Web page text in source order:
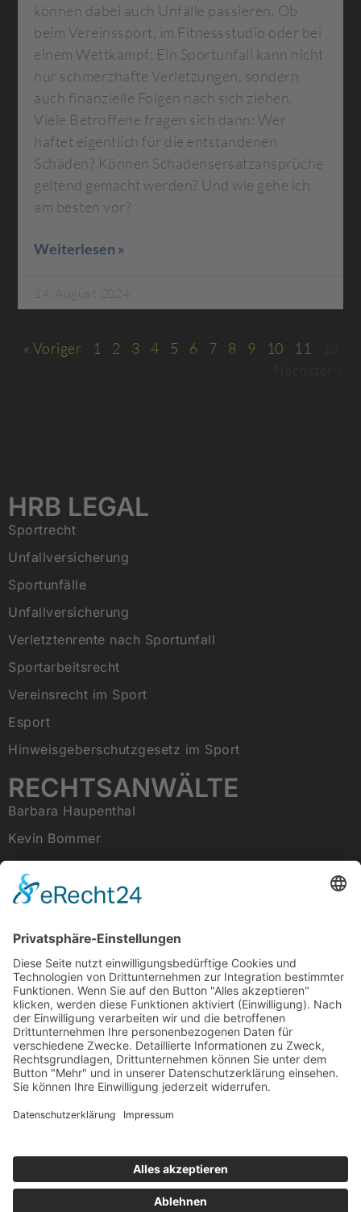
können dabei auch Unfälle passieren. Ob
beim Vereinssport, im Fitnessstudio oder bei
einem Wettkampf: Ein Sportunfall kann nicht
nur schmerzhafte Verletzungen, sondern
auch finanzielle Folgen nach sich ziehen.
Viele Betroffene fragen sich dann: Wer
haftet eigentlich für die entstandenen
Schäden? Können Schadensersatzansprüche
geltend gemacht werden? Und wie gehe ich
am besten vor?
Weiterlesen »
14. August 2024
« Voriger 1 2 3 4 5 6 7 8 9 10 11
HRB LEGAL
Sportrecht
Unfallversicherung
Sportunfälle
Unfallversicherung
Verletztenrente nach Sportunfall
Sportarbeitsrecht
Vereinsrecht im Sport
Esport
Hinweisgeberschutzgesetz im Sport
RECHTSANWÄLTE
Barbara Haupenthal
Kevin Bommer
Tobias Raab
RECHTLICHES
Cookie Einstellungen
+49 681 / 933 568 0000
Facebook